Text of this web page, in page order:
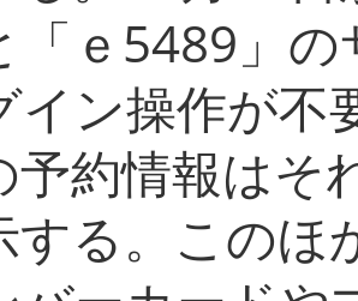
「ｅ5489」
イン操作が不
予約情報はそ
する。このほ